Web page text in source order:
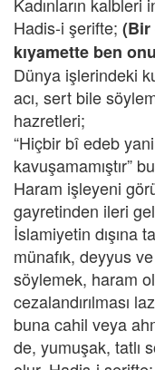
Hadis-i şerifte; (Bir
kıyamette ben
Dünya işlerindeki
acı, sert bile
hazretleri;
“Hiçbir bî edeb
kavuşamamıştır”
Haram işleyeni
gayretinden ileri
İslamiyetin dışına
münafık, deyyus
söylemek, haram
cezalandırılması
buna cahil veya
de, yumuşak, tatlı